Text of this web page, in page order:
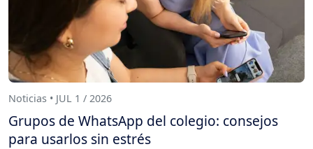
Noticias • JUL 1 / 2026
Grupos de WhatsApp del colegio: consejos
para usarlos sin estrés